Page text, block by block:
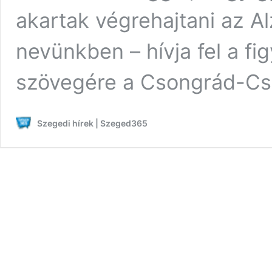
akartak végrehajtani az
nevünkben – hívja fel a
szövegére a Csongrád-
Szegedi hírek | Szeged365